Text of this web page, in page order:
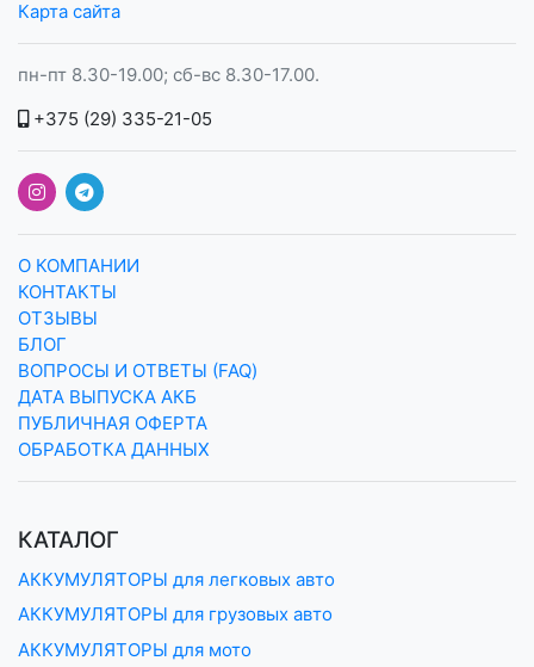
Карта сайта
пн-пт 8.30-19.00; сб-вс 8.30-17.00.
+375 (29) 335-21-05
О КОМПАНИИ
КОНТАКТЫ
ОТЗЫВЫ
БЛОГ
ВОПРОСЫ И ОТВЕТЫ (FAQ)
ДАТА ВЫПУСКА АКБ
ПУБЛИЧНАЯ ОФЕРТА
ОБРАБОТКА ДАННЫХ
КАТАЛОГ
АККУМУЛЯТОРЫ для легковых авто
АККУМУЛЯТОРЫ для грузовых авто
АККУМУЛЯТОРЫ для мото